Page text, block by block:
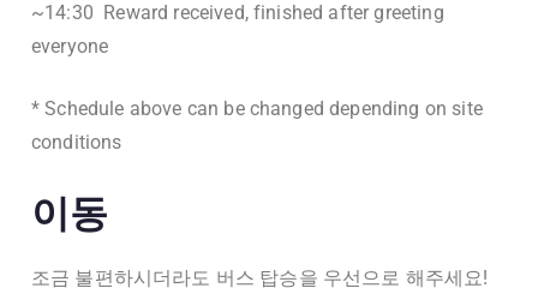
~14:30 Reward received, finished after greeting
everyone
* Schedule above can be changed depending on site
conditions
이동
조금 불편하시더라도 버스 탑승을 우선으로 해주세요!